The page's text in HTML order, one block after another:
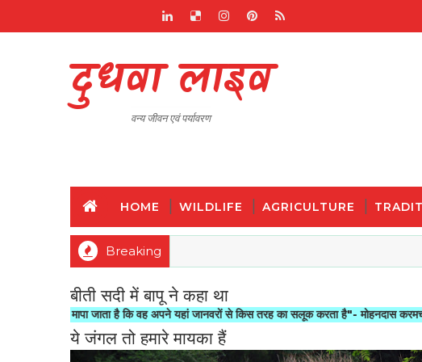
दुधवा लाइव
वन्य जीवन एवं पर्यावरण
HOME WILDLIFE AGRICULTURE
Breaking
बीती सदी में बापू ने कहा था
से मापा जाता है कि वह अपने यहां जानवरों से किस तरह का सलूक करता है"- मोहनदास करमचन्द गाँधी
ये जंगल तो हमारे मायका हैं